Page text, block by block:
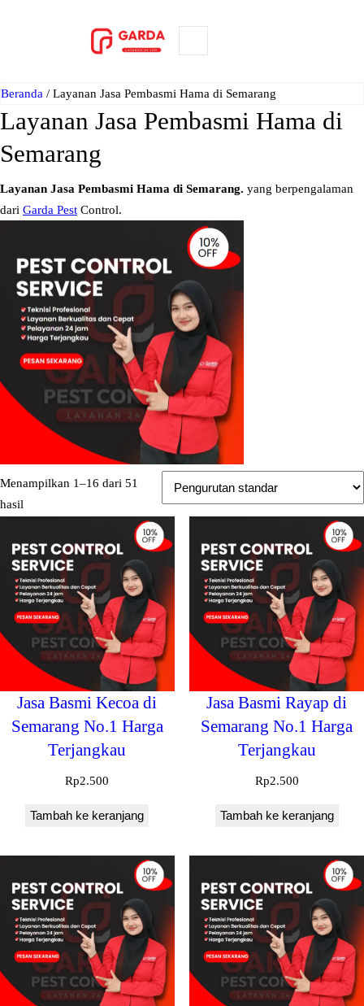
Beranda / Layanan Jasa Pembasmi Hama di Semarang
Layanan Jasa Pembasmi Hama di
Semarang
Layanan Jasa Pembasmi Hama di Semarang. yang berpengalaman
dari Garda Pest Control.
Menampilkan 1–16 dari 51
hasil
Jasa Basmi Kecoa di
Semarang No.1 Harga
Terjangkau
Rp2.500
Tambah ke keranjang
Jasa Basmi Rayap di
Semarang No.1 Harga
Terjangkau
Rp2.500
Tambah ke keranjang